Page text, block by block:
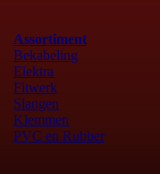
Assortiment
Bekabeling
Elektra
Fitwerk
Slangen
Klemmen
PVC en Rubber